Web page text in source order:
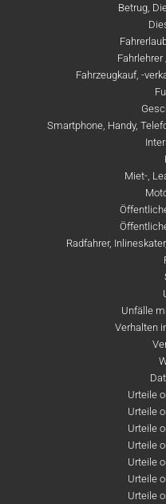
Betrug,
Fahrzeugkauf, -
Smartphone, Handy,
Miet-,
Radfahrer,
Unfälle
Verhalten
Urteile
Urteile
Urteile
Urteile
Urteile
Urteile
Urteile